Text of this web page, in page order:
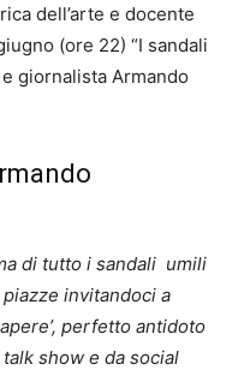
dell’arte e docente
(ore 22) “I sandali
giornalista Armando
di tutto i sandali umili
invitandoci a
perfetto antidoto
show e da social